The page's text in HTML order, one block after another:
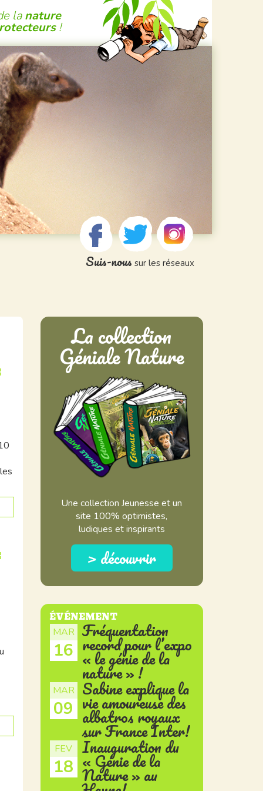
lanature
!
Suis-nous sur les réseaux
La collection
Géniale Nature
Une collection Jeunesse et un
site 100% optimistes,
ludiques et inspirants
> découvrir
ÉVÉNEMENT
MAR
16
Fréquentation
record pour l’expo
« le génie de la
nature » !
MAR
09
Sabine explique la
vie amoureuse des
albatros royaux
sur France Inter!
FEV
18
Inauguration du
« Génie de la
Nature » au